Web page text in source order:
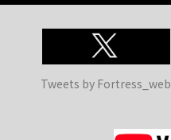
Tweets by Fortress_web